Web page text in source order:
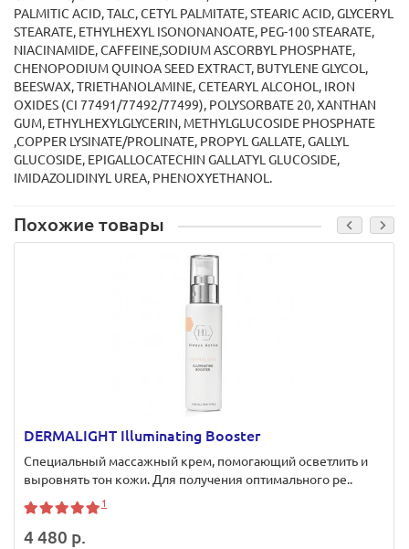
PALMITIC ACID, TALC, CETYL PALMITATE, STEARIC ACID, GLYCERYL
STEARATE, ETHYLHEXYL ISONONANOATE, PEG-100 STEARATE,
NIACINAMIDE, CAFFEINE,SODIUM ASCORBYL PHOSPHATE,
CHENOPODIUM QUINOA SEED EXTRACT, BUTYLENE GLYCOL,
BEESWAX, TRIETHANOLAMINE, CETEARYL ALCOHOL, IRON
OXIDES (CI 77491/77492/77499), POLYSORBATE 20, XANTHAN
GUM, ETHYLHEXYLGLYCERIN, METHYLGLUCOSIDE PHOSPHATE
,COPPER LYSINATE/PROLINATE, PROPYL GALLATE, GALLYL
GLUCOSIDE, EPIGALLOCATECHIN GALLATYL GLUCOSIDE,
IMIDAZOLIDINYL UREA, PHENOXYETHANOL.
Похожие товары
DERMALIGHT Illuminating Booster
Специальный массажный крем, помогающий осветлить и
выровнять тон кожи. Для получения оптимального ре..
1
4 480 р.